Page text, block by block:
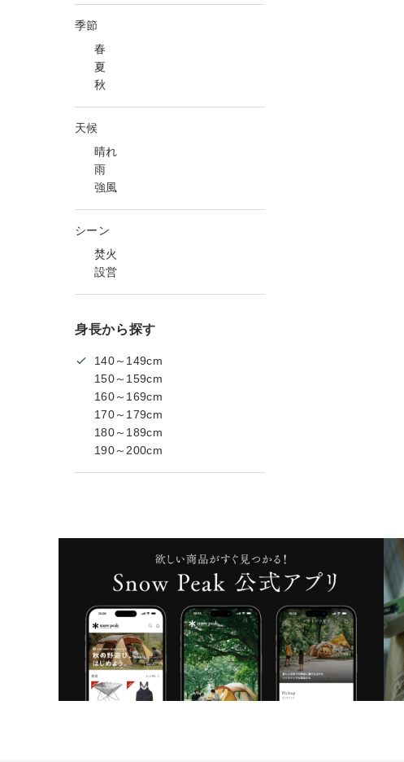
季節
春
夏
秋
天候
晴れ
雨
強風
シーン
焚火
設営
身長から探す
140～149cm
150～159cm
160～169cm
170～179cm
180～189cm
190～200cm